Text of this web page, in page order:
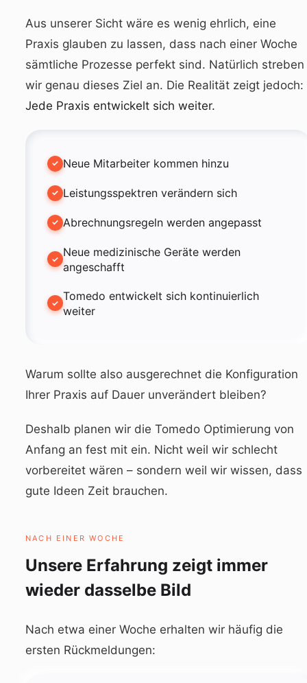
Aus unserer Sicht wäre es wenig ehrlich, eine
Praxis glauben zu lassen, dass nach einer Woche
sämtliche Prozesse perfekt sind. Natürlich streben
wir genau dieses Ziel an. Die Realität zeigt jedoch:
Jede Praxis entwickelt sich weiter.
Neue Mitarbeiter kommen hinzu
Leistungsspektren verändern sich
Abrechnungsregeln werden angepasst
Neue medizinische Geräte werden
angeschafft
Tomedo entwickelt sich kontinuierlich
weiter
Warum sollte also ausgerechnet die Konfiguration
Ihrer Praxis auf Dauer unverändert bleiben?
Deshalb planen wir die Tomedo Optimierung von
Anfang an fest mit ein. Nicht weil wir schlecht
vorbereitet wären – sondern weil wir wissen, dass
gute Ideen Zeit brauchen.
NACH EINER WOCHE
Unsere Erfahrung zeigt immer
wieder dasselbe Bild
Nach etwa einer Woche erhalten wir häufig die
ersten Rückmeldungen: